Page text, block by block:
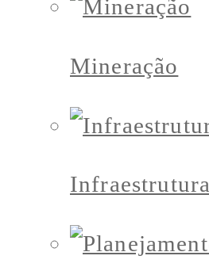
Mineração
Infraestrutura